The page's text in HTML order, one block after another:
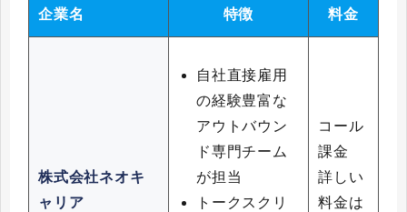
企業名 特徴 料金
株式会社ネオキ
ャリア
自社直接雇用
の経験豊富な
アウトバウン
ド専門チーム
が担当
トークスクリ
コール
課金
詳しい
料金は